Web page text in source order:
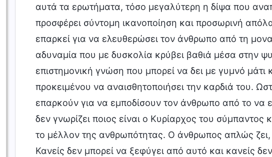
αυτά τα ερωτήματα, τόσο μεγαλύτερη η δίψα που
προσφέρει σύντομη ικανοποίηση και προσωρινή
επαρκεί για να ελευθερώσει τον άνθρωπο από τη
αδυναμία που με δυσκολία κρύβει βαθιά μέσα στην
επιστημονική γνώση που μπορεί να δει με γυμνό
προκειμένου να αναισθητοποιήσει την καρδιά του.
επαρκούν για να εμποδίσουν τον άνθρωπο από το
δεν γνωρίζει ποιος είναι ο Κυρίαρχος του
το μέλλον της ανθρωπότητας. Ο άνθρωπος απλώς
Κανείς δεν μπορεί να ξεφύγει από αυτό και κανείς